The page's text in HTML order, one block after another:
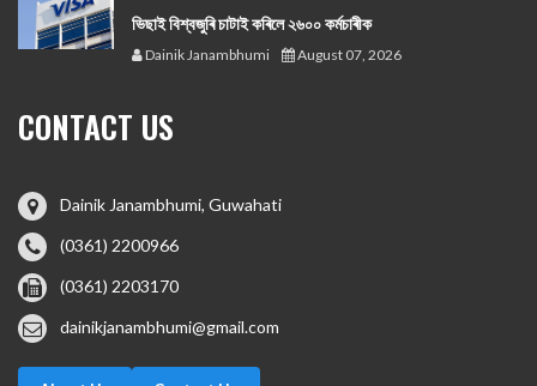
ভিছাই বিশ্বজুৰি চাটাই কৰিলে ২৬০০ কৰ্মচাৰীক
Dainik Janambhumi August 07, 2026
CONTACT US
Dainik Janambhumi, Guwahati
(0361) 2200966
(0361) 2203170
dainikjanambhumi@gmail.com